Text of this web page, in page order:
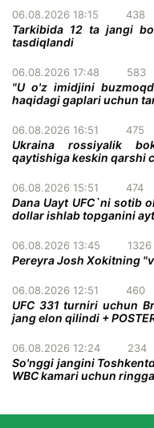
06.08.2026 18:15 438
Tarkibida 12 ta jangi
tasdiqlandi
06.08.2026 17:48 583
"U o'z imidjini
haqidagi gaplari uchun
06.08.2026 16:51 475
Ukraina rossiyalik
qaytishiga keskin qarshi
06.08.2026 15:51 474
Dana Uayt UFC`ni sotib
dollar ishlab topganini
06.08.2026 13:45 1326
Pereyra Josh Xokitning
06.08.2026 12:51 460
UFC 331 turniri uchun
jang elon qilindi +
06.08.2026 12:24 234
So'nggi jangini
WBC kamari uchun